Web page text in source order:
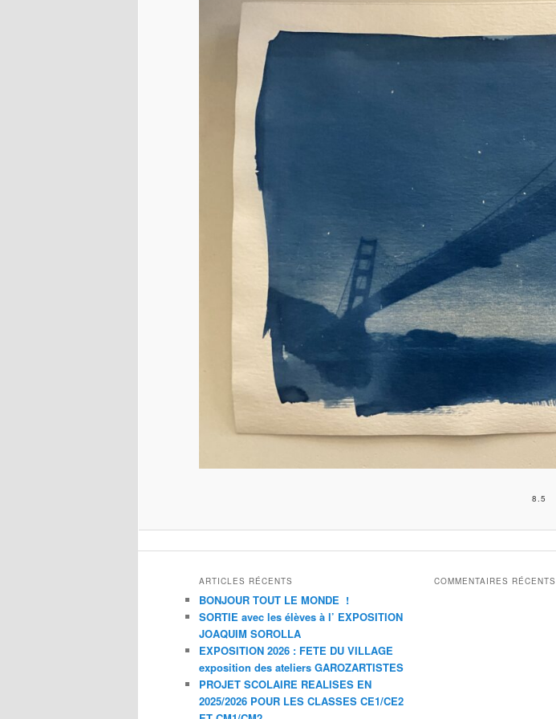
8.5
ARTICLES RÉCENTS
BONJOUR TOUT LE MONDE !
SORTIE avec les élèves à l’ EXPOSITION
JOAQUIM SOROLLA
EXPOSITION 2026 : FETE DU VILLAGE
exposition des ateliers GAROZARTISTES
PROJET SCOLAIRE REALISES EN
2025/2026 POUR LES CLASSES CE1/CE2
COMMENTAIRES RÉCENTS